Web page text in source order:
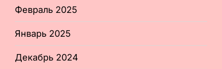
Февраль 2025
Январь 2025
Декабрь 2024